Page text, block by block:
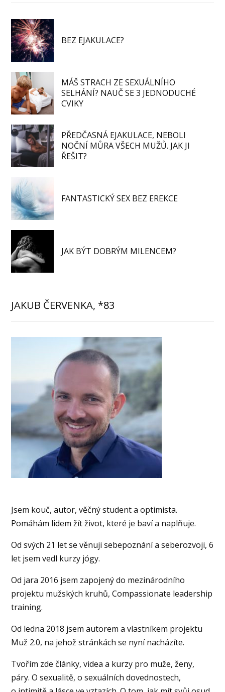
BEZ EJAKULACE?
MÁŠ STRACH ZE SEXUÁLNÍHO
SELHÁNÍ? NAUČ SE 3 JEDNODUCHÉ
CVIKY
PŘEDČASNÁ EJAKULACE, NEBOLI
NOČNÍ MŮRA VŠECH MUŽŮ. JAK JI
ŘEŠIT?
FANTASTICKÝ SEX BEZ EREKCE
JAK BÝT DOBRÝM MILENCEM?
JAKUB ČERVENKA, *83
Jsem kouč, autor, věčný student a optimista.
Pomáhám lidem žít život, které je baví a naplňuje.
Od svých 21 let se věnuji sebepoznání a seberozvoji, 6
let jsem vedl kurzy jógy.
Od jara 2016 jsem zapojený do mezinárodního
projektu mužských kruhů, Compassionate leadership
training.
Od ledna 2018 jsem autorem a vlastníkem projektu
Muž 2.0, na jehož stránkách se nyní nacházíte.
Tvořím zde články, videa a kurzy pro muže, ženy,
páry. O sexualitě, o sexuálních dovednostech,